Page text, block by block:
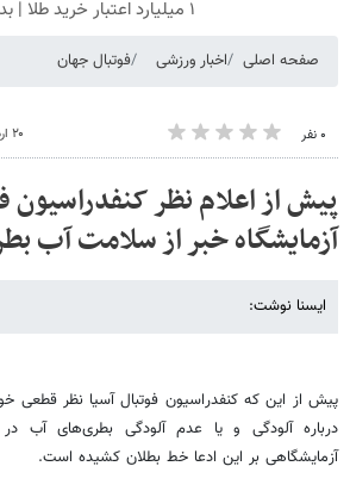
۱ میلیارد اعتبار خرید طلا | بدون ضامن و چک
صفحه اصلی اخبار ورزشی فوتبال جهان
۰ نفر ۲۰ اردیبهشت ۱۳۹۰ - ۱۱:۰۸
پیش از اعلام نظر کنفدراسیون
آزمایشگاه خبر از سلامت آب
ایسنا نوشت:
پیش از این که کنفدراسیون فوتبال آسیا نظر قطعی
درباره آلودگی و یا عدم آلودگی بطری‌های آب در
آزمایشگاهی بر این ادعا خط بطلان کشیده است.